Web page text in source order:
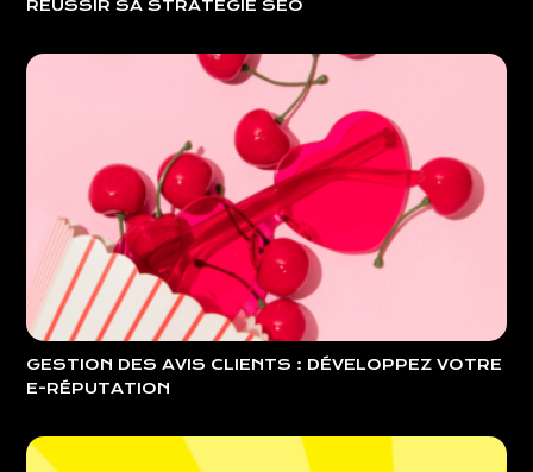
RÉUSSIR SA STRATÉGIE SEO
GESTION DES AVIS CLIENTS : DÉVELOPPEZ VOTRE
E-RÉPUTATION